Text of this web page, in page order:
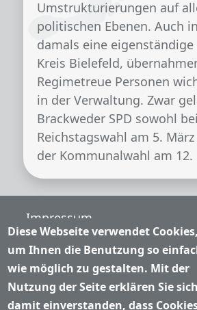
Umstrukturierungen auf
politischen Ebenen. Auch
damals eine
Kreis Bielefeld,
Regimetreue Personen
in der Verwaltung. Zwar
Brackweder SPD sowohl
Reichstagswahl am 5.
der Kommunalwahl am 12.
Fußzeile
Impressum
Nutzungsbedingungen
Datenschutzerklärung
Diese Webseite verwendet Cookies,
um Ihnen die Benutzung so
wie möglich zu gestalten. Mit der
Nutzung der Seite erklären Sie sich
damit einverstanden, dass